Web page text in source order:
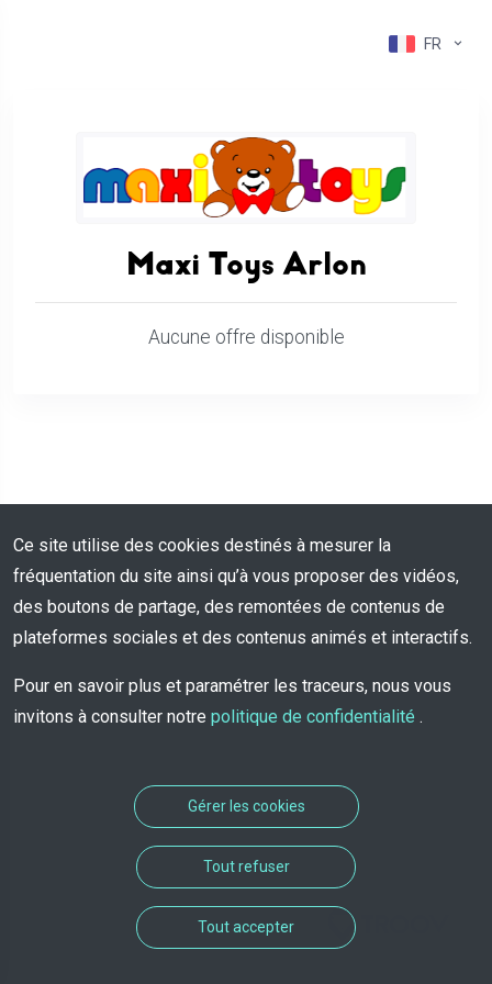
FR
Maxi Toys Arlon
Aucune offre disponible
Solution de rendez-vous
développée par
Ce site utilise des cookies destinés à mesurer la
fréquentation du site ainsi qu’à vous proposer des vidéos,
des boutons de partage, des remontées de contenus de
plateformes sociales et des contenus animés et interactifs.
Pour en savoir plus et paramétrer les traceurs, nous vous
invitons à consulter notre politique de confidentialité .
Gérer les cookies
Tout refuser
Tout accepter